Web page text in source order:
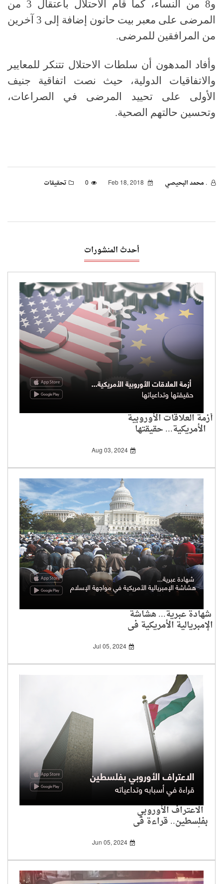
و8 من النساء، كما قام الاحتلال باعتقال 3 من
المرضى على معبر بيت حانون إضافة إلى 3 آخرين
من المرافقين للمرضى.
وأفاد المدهون أن سلطات الاحتلال تتنكر للمعايير
والاتفاقيات الدولية، حيث نصت اتفاقية جنيف
الأولى على تحييد المرضى في الصراعات،
وتحسين حالتهم الصحية.
. محمد البحيصي 0 تحقيقات
أحدث المنشورات
أزمة العلاقات الأوروبية
الأمريكية... حقيقتها
Aug 03, 2024
شهادة عبرية... هشاشة
الإمبريالية الأمريكية في
Jul 05, 2024
الاعتراف الأوروبي
بفلسطين.. قراءة في
أسبابه وتداعياته
Jun 05, 2024